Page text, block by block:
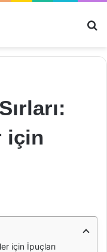
için
için İpuçları